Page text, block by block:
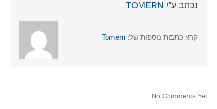
נכתב ע"י TOMERN
קרא כתבות נוספות של: Tomern
No Comments Yet.